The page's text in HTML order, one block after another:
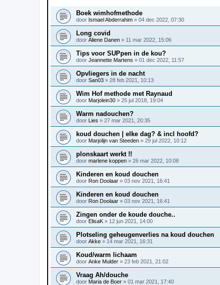
Boek wimhofmethode
door Ismael Abderrahim » 04 dec 2022, 07:30
Long covid
door Aliene Danen » 11 mar 2022, 15:06
Tips voor SUPpen in de kou?
door Jeannette Martens » 01 dec 2022, 11:57
Opvliegers in de nacht
door San03 » 28 feb 2021, 10:13
Wim Hof methode met Raynaud
door Marjolein30 » 25 jul 2018, 19:04
Warm nadouchen?
door Lies » 27 mar 2021, 20:35
koud douchen | elke dag? & incl hoofd?
door Marjolijn van Steeden » 29 jul 2022, 10:12
plonskaart werkt !!
door marlene koppen » 26 mar 2022, 10:08
Kinderen en koud douchen
door Ron Doolaar » 03 nov 2021, 16:41
Kinderen en koud douchen
door Ron Doolaar » 03 nov 2021, 16:41
Zingen onder de koude douche..
door ElisaK » 12 jun 2021, 14:00
Plotseling geheugenverlies na koud douchen
door Akke » 14 mar 2021, 16:31
Koud/warm lichaam
door Anke Mulder » 23 feb 2021, 21:02
Vraag Ah/douche
door Maria de Boer » 01 mar 2021, 17:40